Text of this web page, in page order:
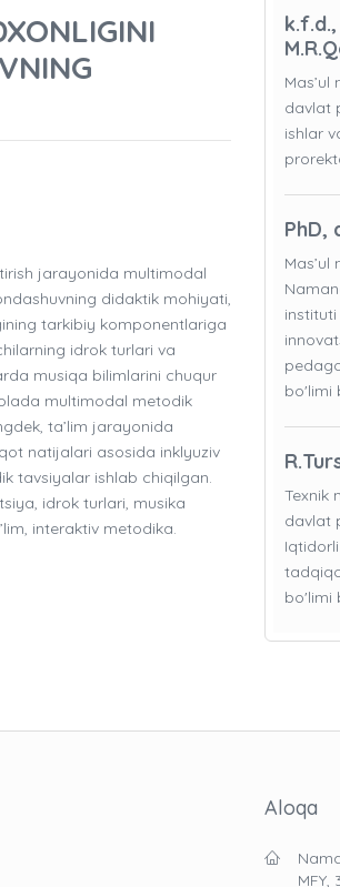
jarayonida multimodal
didaktik mohiyati,
tarkibiy komponentlariga
idrok turlari va
musiqa bilimlarini chuqur
multimodal metodik
ta’lim jarayonida
natijalari asosida inklyuziv
tavsiyalar ishlab chiqilgan.
idrok turlari, musika
interaktiv metodika.
davlat
ishlar
PhD,
Mas’ul
bo'limi
Texnik
davlat
bo'limi
Aloqa
MFY,